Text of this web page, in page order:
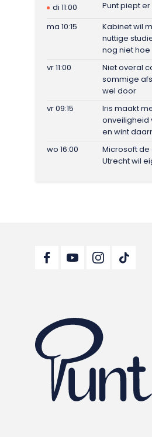
di 11:00
Punt piept
ma 10:15
Kabinet wil
nuttige
nog niet hoe
vr 11:00
Niet overal
sommige
wel door
vr 09:15
Iris maakt
onveiligheid
en wint
wo 16:00
Microsoft de
Utrecht wil